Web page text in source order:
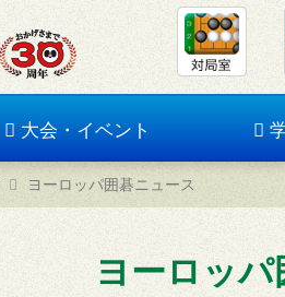
大会・イベント
ヨーロッパ囲碁ニュース
ヨーロッ